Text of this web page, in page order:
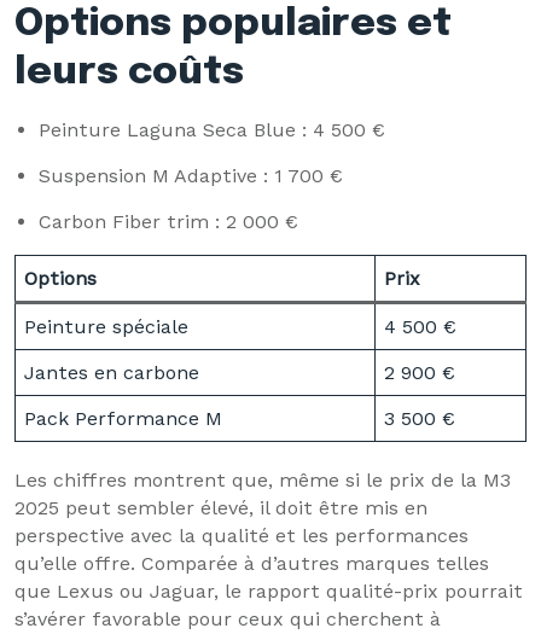
Options populaires et
leurs coûts
Peinture Laguna Seca Blue : 4 500 €
Suspension M Adaptive : 1 700 €
Carbon Fiber trim : 2 000 €
Options Prix
Peinture spéciale
4 500 €
Jantes en carbone
2 900 €
Pack Performance M
3 500 €
Les chiffres montrent que, même si le prix de la M3
2025 peut sembler élevé, il doit être mis en
perspective avec la qualité et les performances
qu’elle offre. Comparée à d’autres marques telles
que Lexus ou Jaguar, le rapport qualité-prix pourrait
s’avérer favorable pour ceux qui cherchent à